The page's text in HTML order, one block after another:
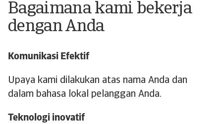
Bagaimana kami bekerja
dengan Anda
Komunikasi Efektif
Upaya kami dilakukan atas nama Anda dan
dalam bahasa lokal pelanggan Anda.
Teknologi inovatif